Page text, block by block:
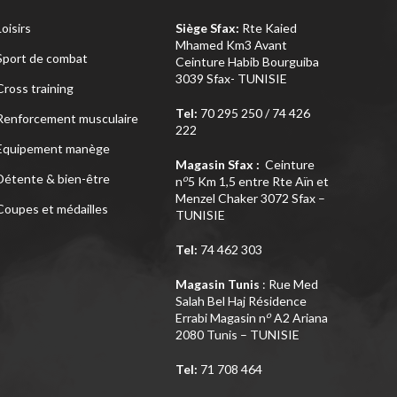
de combat
training
musculaire
manège
& bien-être
et médailles
Siège Sfax: Rte Kaied
Mhamed Km3 Avant
Ceinture Habib Bourguiba
3039 Sfax- TUNISIE
Tel: 70 295 250 / 74 426
222
Magasin Sfax : Ceinture
no5 Km 1,5 entre Rte Aïn et
Menzel Chaker 3072 Sfax –
TUNISIE
Tel: 74 462 303
Magasin Tunis : Rue Med
Salah Bel Haj Résidence
Errabi Magasin noA2 Ariana
2080 Tunis – TUNISIE
Tel: 71 708 464